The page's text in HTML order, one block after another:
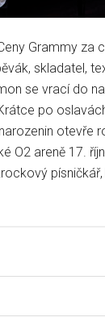
Grammy za
skladatel,
se vrací do
po
otevře
O2 areně 17.